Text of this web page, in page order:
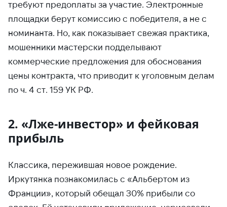
требуют предоплаты за участие. Электронные
площадки берут комиссию с победителя, а не с
номинанта. Но, как показывает свежая практика,
мошенники мастерски подделывают
коммерческие предложения для обоснования
цены контракта, что приводит к уголовным делам
по ч. 4 ст. 159 УК РФ.
2. «Лже-инвестор» и фейковая
прибыль
Классика, пережившая новое рождение.
Иркутянка познакомилась с «Альбертом из
Франции», который обещал 30% прибыли со